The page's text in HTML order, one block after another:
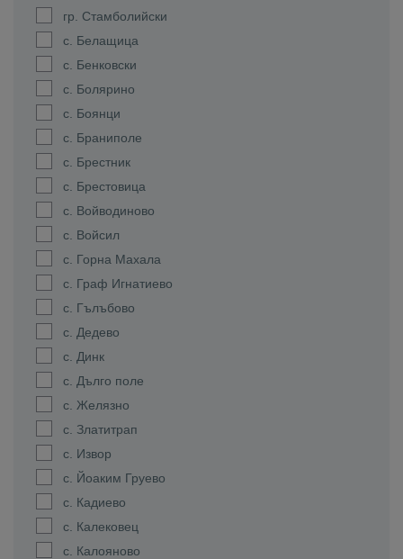
гр. Стамболийски
с. Белащица
с. Бенковски
с. Болярино
с. Боянци
с. Браниполе
с. Брестник
с. Брестовица
с. Войводиново
с. Войсил
с. Горна Махала
с. Граф Игнатиево
с. Гълъбово
с. Дедево
с. Динк
с. Дълго поле
с. Желязно
с. Златитрап
с. Извор
с. Йоаким Груево
с. Кадиево
с. Калековец
с. Калояново